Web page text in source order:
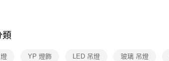
類
YP 燈飾 LED 吊燈 玻璃 吊燈